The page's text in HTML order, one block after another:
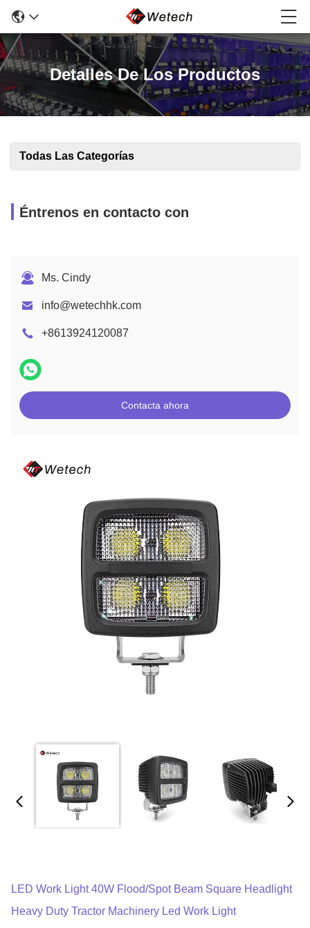
Detalles De Los Productos
Todas Las Categorías
Éntrenos en contacto con
Ms. Cindy
info@wetechhk.com
+8613924120087
Contacta ahora
LED Work Light 40W Flood/Spot Beam Square Headlight
Heavy Duty Tractor Machinery Led Work Light